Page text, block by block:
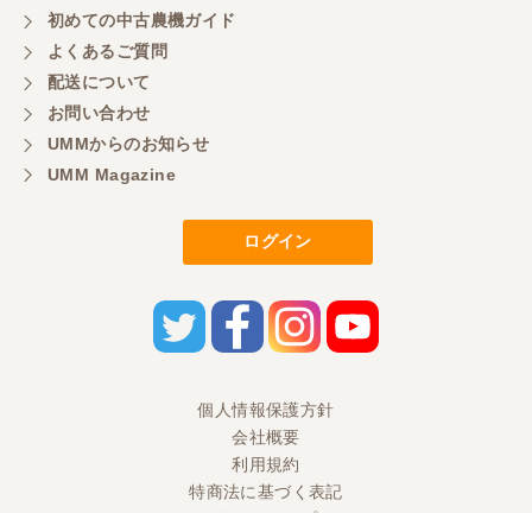
岐阜県／横倉林
ありがとうございます
岐阜県／横倉林
ありがとうございます
岐阜県／横倉林
ありがとうございます
初めての中古農機ガイド
よくあるご質問
配送について
お問い合わせ
UMMからのお知らせ
UMM Magazine
ログイン
個人情報保護方針
会社概要
利用規約
特商法に基づく表記